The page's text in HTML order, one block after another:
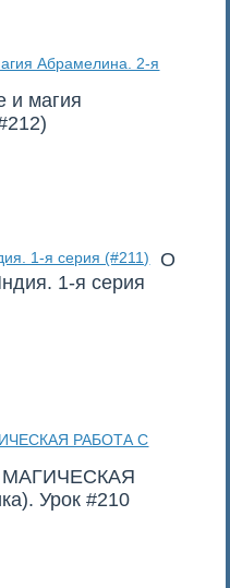
и магия
О
1-я серия
Урок #210